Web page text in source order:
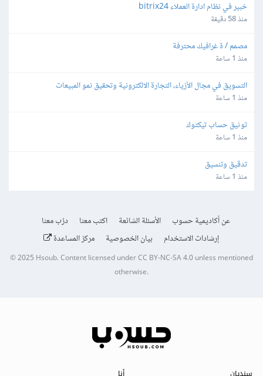
خبير في نظام ادارة العملاء bitrix24
منذ 58 دقيقة
مصمم / ة غرافيك محترفة
منذ 1 ساعة
التسويق في مجال الأزياء، التجارة الالكترونية وتحقيق نمو المبيعات
منذ 1 ساعة
توثيق حساب تيكتوك
منذ 1 ساعة
تدقيق وتنسيق
منذ 1 ساعة
عن أكاديمية حسوب الأسئلة الشائعة اكتب معنا
درّب معنا
إرشادات الاستخدام
بيان الخصوصية مركز المساعدة
© 2025 Hsoub.Content licensed underCC BY-NC-SA 4.0unless mentioned
otherwise.